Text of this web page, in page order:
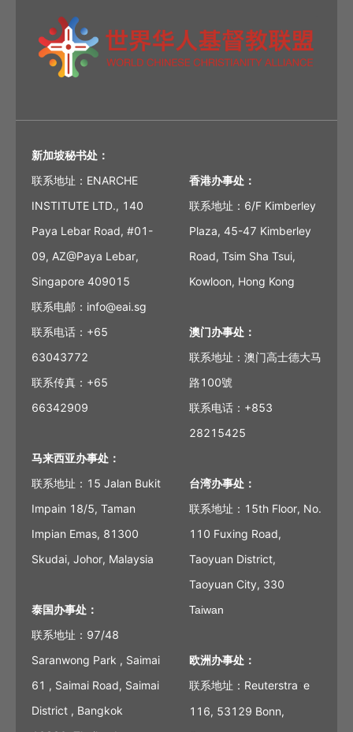
新加坡秘书处：
联系地址：ENARCHE
INSTITUTE LTD., 140
Paya Lebar Road, #01-
09, AZ@Paya Lebar,
Singapore 409015
联系电邮：info@eai.sg
联系电话：+65
63043772
联系传真：+65
66342909
马来西亚办事处：
联系地址：15 Jalan Bukit
Impain 18/5, Taman
Impian Emas, 81300
Skudai, Johor, Malaysia
泰国办事处：
联系地址：97/48
Saranwong Park , Saimai
61 , Saimai Road, Saimai
District , Bangkok
香港办事处：
联系地址：6/F Kimberley
Plaza, 45-47 Kimberley
Road, Tsim Sha Tsui,
Kowloon, Hong Kong
澳门办事处：
联系地址：澳门高士德大马
路100號
联系电话：+853
28215425
台湾办事处：
联系地址：15th Floor, No.
110 Fuxing Road,
Taoyuan District,
Taoyuan City, 330
Taiwan
欧洲办事处：
联系地址：Reuterstra e
116, 53129 Bonn,